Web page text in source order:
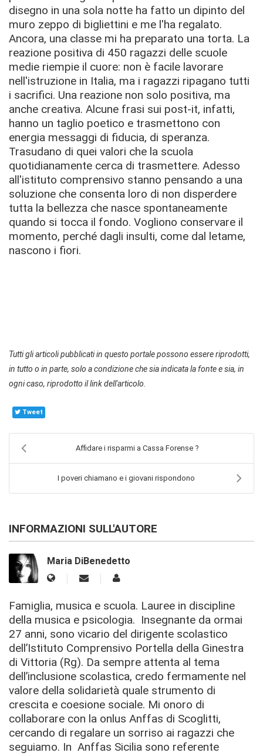
disegno in una sola notte ha fatto un dipinto del
muro zeppo di bigliettini e me l'ha regalato.
Ancora, una classe mi ha preparato una torta. La
reazione positiva di 450 ragazzi delle scuole
medie riempie il cuore: non è facile lavorare
nell'istruzione in Italia, ma i ragazzi ripagano tutti
i sacrifici. Una reazione non solo positiva, ma
anche creativa. Alcune frasi sui post-it, infatti,
hanno un taglio poetico e trasmettono con
energia messaggi di fiducia, di speranza.
Trasudano di quei valori che la scuola
quotidianamente cerca di trasmettere. Adesso
all'istituto comprensivo stanno pensando a una
soluzione che consenta loro di non disperdere
tutta la bellezza che nasce spontaneamente
quando si tocca il fondo. Vogliono conservare il
momento, perché dagli insulti, come dal letame,
nascono i fiori.
Tutti gli articoli pubblicati in questo portale possono essere riprodotti,
in tutto o in parte, solo a condizione che sia indicata la fonte e sia, in
ogni caso, riprodotto il link dell'articolo.
Tweet
Affidare i risparmi a Cassa Forense ?
I poveri chiamano e i giovani rispondono
INFORMAZIONI SULL'AUTORE
Maria DiBenedetto
Famiglia, musica e scuola. Lauree in discipline
della musica e psicologia. Insegnante da ormai
27 anni, sono vicario del dirigente scolastico
dell’Istituto Comprensivo Portella della Ginestra
di Vittoria (Rg). Da sempre attenta al tema
dell’inclusione scolastica, credo fermamente nel
valore della solidarietà quale strumento di
crescita e coesione sociale. Mi onoro di
collaborare con la onlus Anffas di Scoglitti,
cercando di regalare un sorriso ai ragazzi che
seguiamo. In Anffas Sicilia sono referente